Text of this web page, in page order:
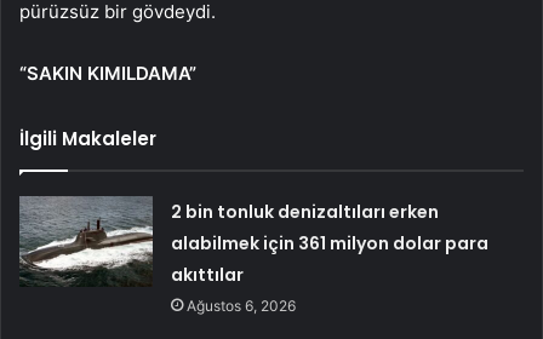
pürüzsüz bir gövdeydi.
“SAKIN KIMILDAMA”
İlgili Makaleler
2 bin tonluk denizaltıları erken
alabilmek için 361 milyon dolar para
akıttılar
Ağustos 6, 2026